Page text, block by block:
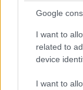
Google
I want to
related to
device
I want to